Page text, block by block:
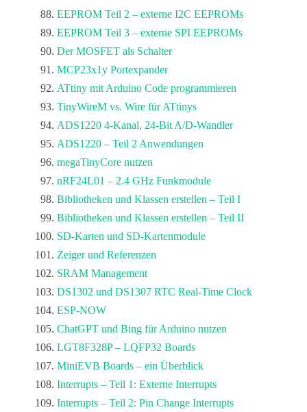
EEPROM Teil 2 – externe I2C EEPROMs
EEPROM Teil 3 – externe SPI EEPROMs
Der MOSFET als Schalter
MCP23x1y Portexpander
ATtiny mit Arduino Code programmieren
TinyWireM vs. Wire für ATtinys
ADS1220 4-Kanal, 24-Bit A/D-Wandler
ADS1220 – Teil 2 Anwendungen
megaTinyCore nutzen
nRF24L01 – 2.4 GHz Funkmodule
Bibliotheken und Klassen erstellen – Teil I
Bibliotheken und Klassen erstellen – Teil II
SD-Karten und SD-Kartenmodule
Zeiger und Referenzen
SRAM Management
DS1302 und DS1307 RTC Real-Time Clock
ESP-NOW
ChatGPT und Bing für Arduino nutzen
LGT8F328P – LQFP32 Boards
MiniEVB Boards – ein Überblick
Interrupts – Teil 1: Externe Interrupts
Interrupts – Teil 2: Pin Change Interrupts